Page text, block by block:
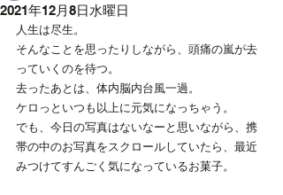
2021年12月8日水曜日
人生は尽生。
そんなことを思ったりしながら、頭痛の嵐が去
っていくのを待つ。
去ったあとは、体内脳内台風一過。
ケロっといつも以上に元気になっちゃう。
でも、今日の写真はないなーと思いながら、携
帯の中のお写真をスクロールしていたら、最近
みつけてすんごく気になっているお菓子。